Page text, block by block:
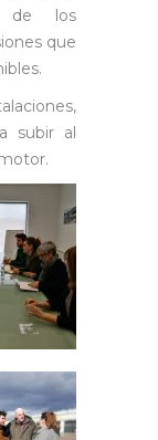
de los
que
subir al